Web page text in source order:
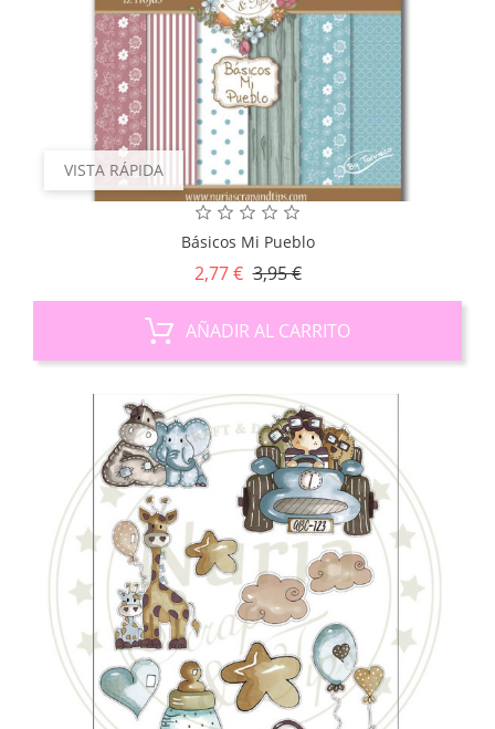
VISTA RÁPIDA
Básicos Mi Pueblo
2,77 € Precio
3,95 €Precio
AÑADIR AL CARRITO